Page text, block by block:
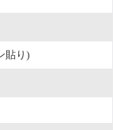
貼り)